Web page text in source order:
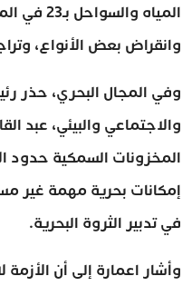
المياه
وانقراض بعض الأنواع،
وفي المجال البحري، حذر
والاجتماعي والبيئي، عبد
المخزونات السمكية حدود
إمكانات بحرية مهمة غير
في تدبير الثروة البحرية.
وأشار اعمارة إلى أن الأزمة